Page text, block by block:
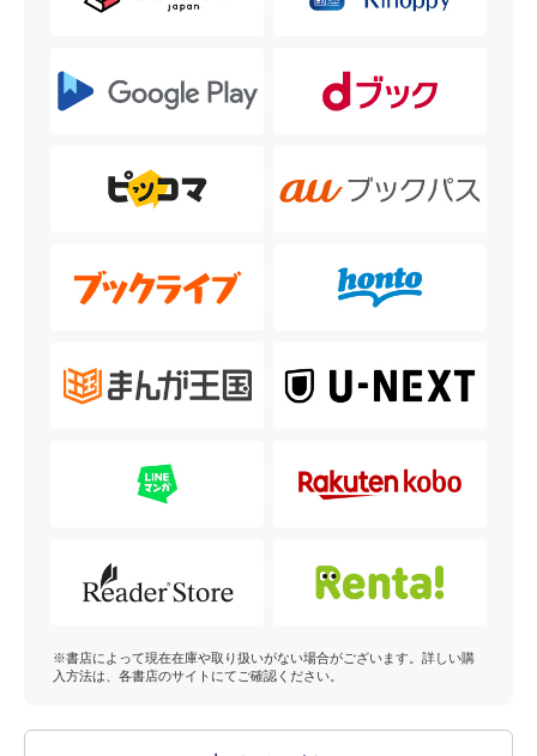
※書店によって現在在庫や取り扱いがない場合がございます。詳しい購
入方法は、各書店のサイトにてご確認ください。